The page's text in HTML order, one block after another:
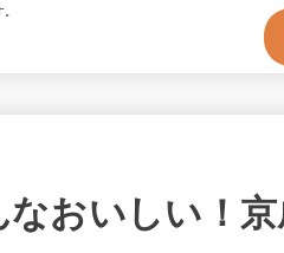
おいしい！京